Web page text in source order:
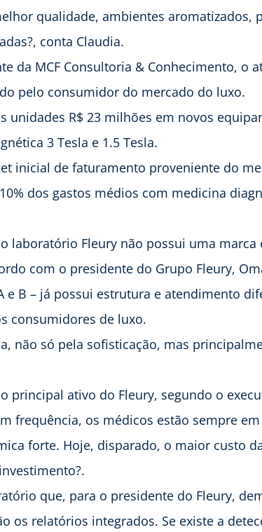
qualidade, ambientes aromatizados,
conta Claudia.
da MCF Consultoria & Conhecimento, o
pelo consumidor do mercado do luxo.
unidades R$ 23 milhões em novos
3 Tesla e 1.5 Tesla.
inicial de faturamento proveniente do
dos gastos médios com medicina
laboratório Fleury não possui uma marca
com o presidente do Grupo Fleury,
e B – já possui estrutura e atendimento
consumidores de luxo.
não só pela sofisticação, mas
principal ativo do Fleury, segundo o
frequência, os médicos estão sempre
forte. Hoje, disparado, o maior custo
que, para o presidente do Fleury,
os relatórios integrados. Se existe a